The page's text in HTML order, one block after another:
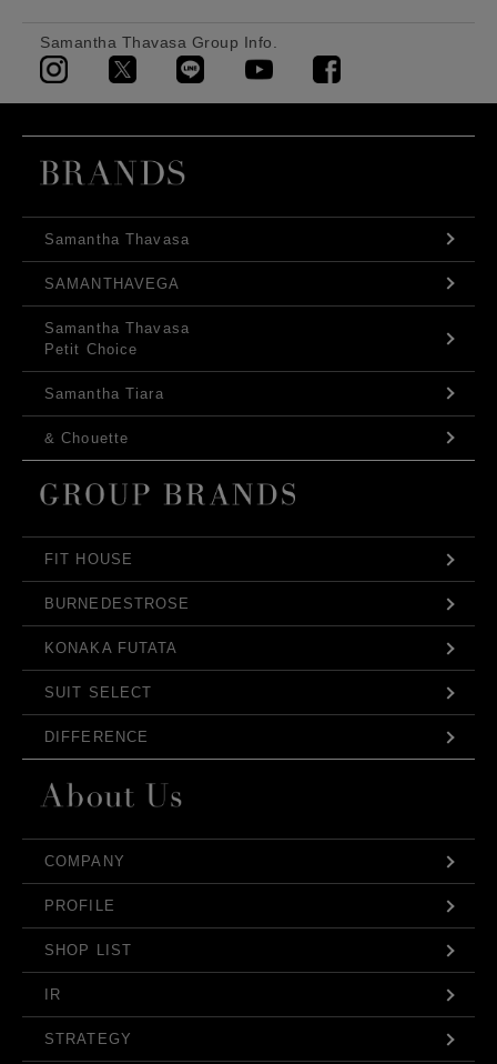
Samantha Thavasa Group Info.
Samantha Thavasa
SAMANTHAVEGA
Samantha Thavasa
Petit Choice
Samantha Tiara
& Chouette
FIT HOUSE
BURNEDESTROSE
KONAKA FUTATA
SUIT SELECT
DIFFERENCE
COMPANY
PROFILE
SHOP LIST
IR
STRATEGY